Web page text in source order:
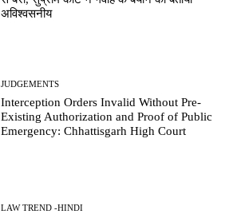
अविश्वसनीय
JUDGEMENTS
Interception Orders Invalid Without Pre-
Existing Authorization and Proof of Public
Emergency: Chhattisgarh High Court
LAW TREND -HINDI